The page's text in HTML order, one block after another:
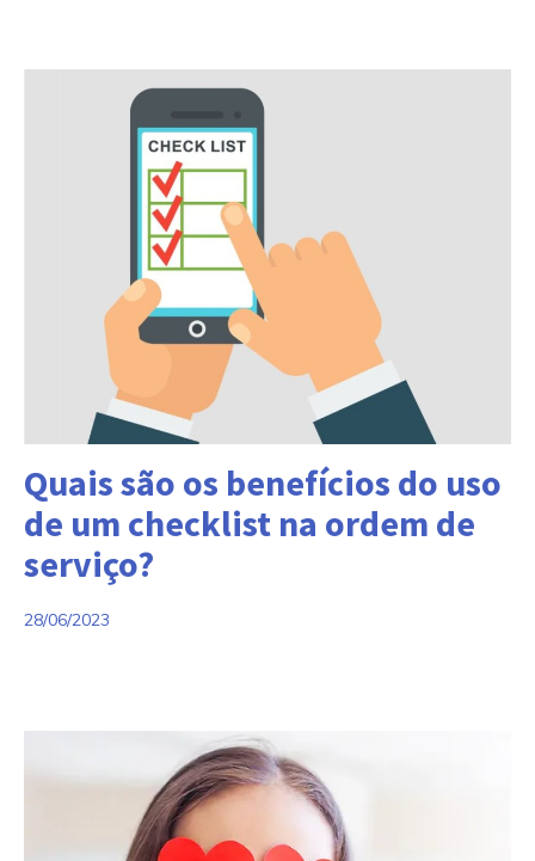
Quais são os benefícios do uso
de um checklist na ordem de
serviço?
28/06/2023